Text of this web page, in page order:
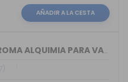
AÑADIR A LA CESTA
TORMENTO AROMA ALQUIMIA PARA VAPERS 30ML